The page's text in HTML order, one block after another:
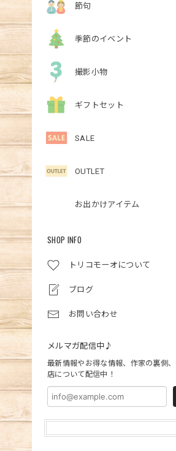
節句
季節のイベント
撮影小物
ギフトセット
SALE
OUTLET
お出かけアイテム
SHOP INFO
トリコモーオについて
ブログ
お問い合わせ
メルマガ配信中♪
最新情報やお得な情報、作家の裏側
店について配信中！